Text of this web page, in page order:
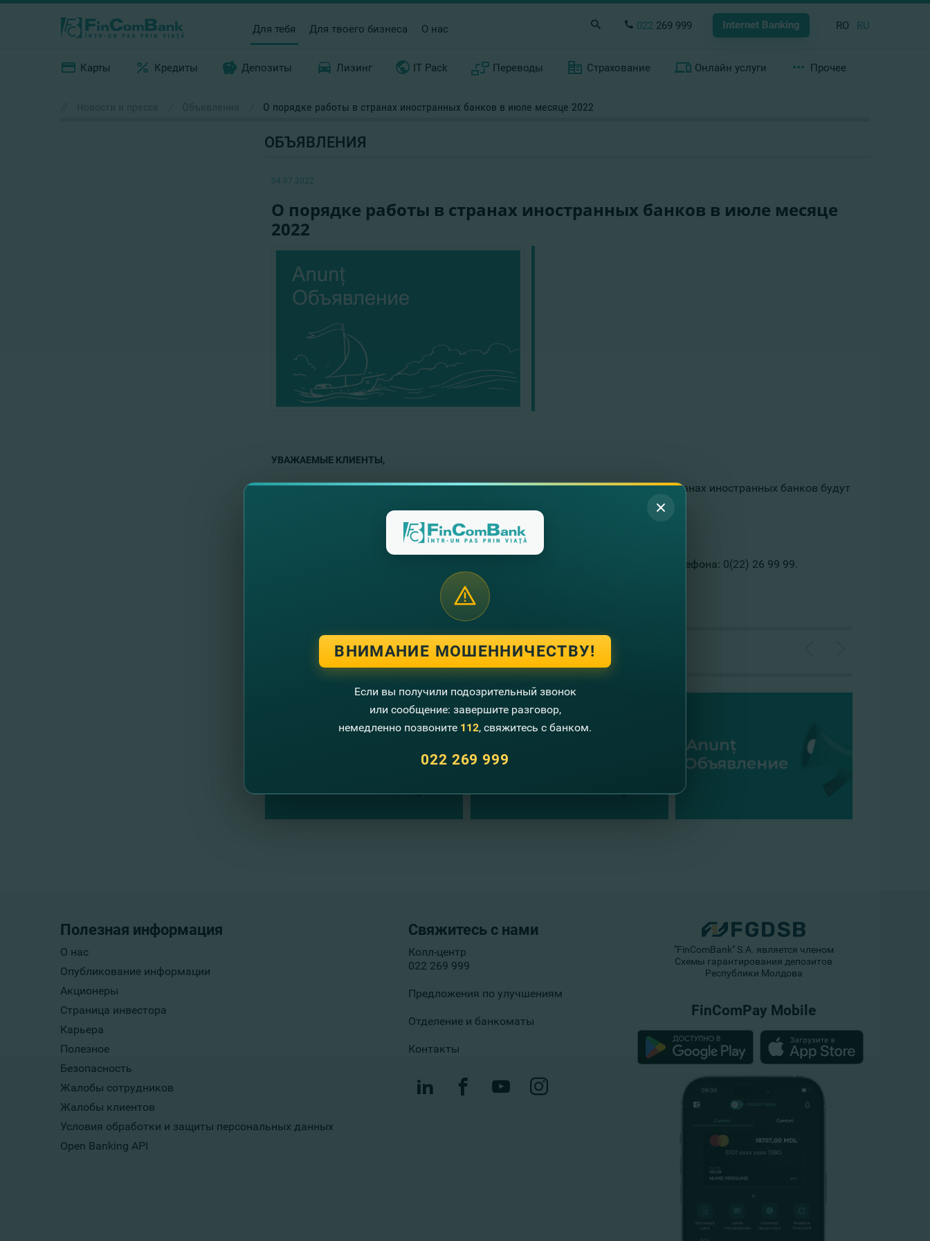
Для тебя Для твоего бизнеса О нас 022 269 999 Internet Banking RO RU
Карты Кредиты Депозиты Лизинг IT Pack Переводы Страхование Онлайн услуги Прочее
О порядке работы в странах иностранных банков в июле месяце 2022
ОБЪЯВЛЕНИЯ
04.07.2022
О порядке работы в странах иностранных банков в июле месяце
2022
УВАЖАЕМЫЕ КЛИЕНТЫ,
В связи с праздниками в июлемесяце, доводим до вашего сведения, что в странах иностранных банков будут
Соединённые Штаты Америки
04 Июля 2022 - Independence Day[ No Settlement ]
Если у вас возникнут вопросы, вы можете связаться с Call Center по номеру телефона: 0(22) 26 99 99.
Другие новости
Полезная информация
О нас
Опубликование информации
Акционеры
Страница инвестора
Карьера
Полезное
Безопасность
Жалобы сотрудников
Жалобы клиентов
Условия обработки и защиты персональных данных
Open Banking API
Свяжитесь с нами
Колл-центр
022 269 999
Предложения по улучшениям
Отделение и банкоматы
Контакты
"FinComBank" S.A. является членом
Схемы гарантирования депозитов
Республики Молдова
FinComPay Mobile
ВНИМАНИЕ МОШЕННИЧЕСТВУ!
Если вы получили подозрительный звонок
или сообщение: завершите разговор,
немедленно позвоните 112, свяжитесь с банком.
022 269 999